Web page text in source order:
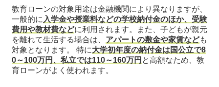
教育ローンの対象用途は金融機関により異なりますが、
一般的に 入学金や授業料などの学校納付金のほか、受験
費用や教材費などに利用されます。また、子どもが親元
を離れて生活する場合は、 アパートの敷金や家賃なども
対象となります。 特に大学初年度の納付金は国公立で8
0～100万円、私立では110～160万円 と高額なため、教
育ローンがよく使われます。